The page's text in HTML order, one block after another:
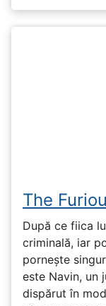
The
După ce fiica
criminală, iar
pornește
este Navin, un
dispărut în